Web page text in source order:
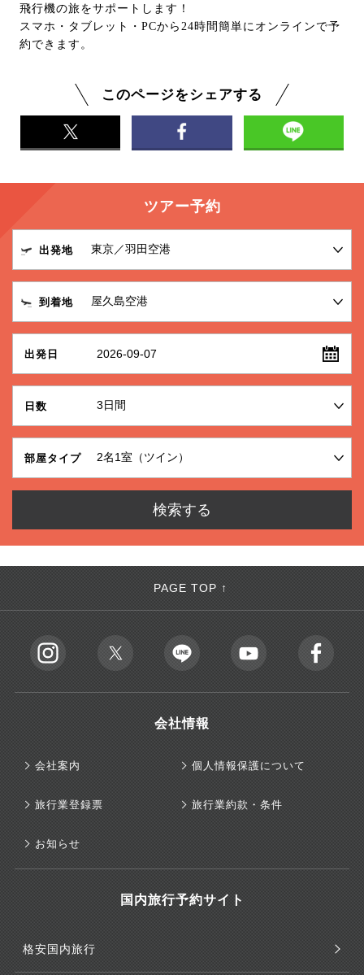
飛行機の旅をサポートします！
スマホ・タブレット・PCから24時間簡単にオンラインで予
約できます。
このページをシェアする
ツアー予約
出発地
到着地
出発日 2026-09-07
日数
部屋タイプ
PAGE TOP ↑
会社情報
会社案内 個人情報保護について
旅行業登録票 旅行業約款・条件
お知らせ
国内旅行予約サイト
格安国内旅行